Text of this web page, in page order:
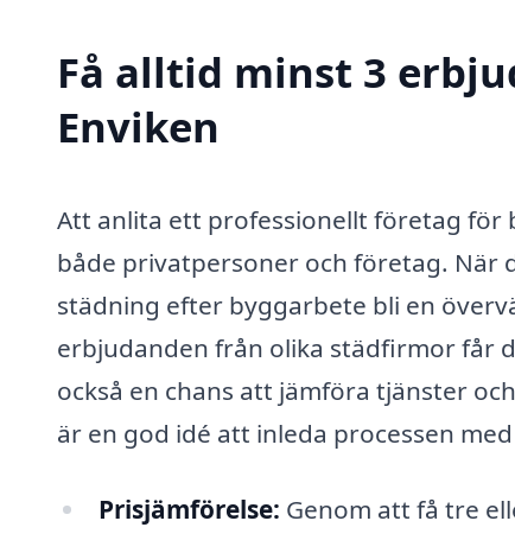
Få alltid minst 3
Enviken
Att anlita ett professionellt företag för
både privatpersoner och företag. När
städning efter byggarbete bli en
erbjudanden från olika städfirmor får
också en chans att jämföra tjänster
är en god idé att inleda processen
Prisjämförelse: Genom att få tre